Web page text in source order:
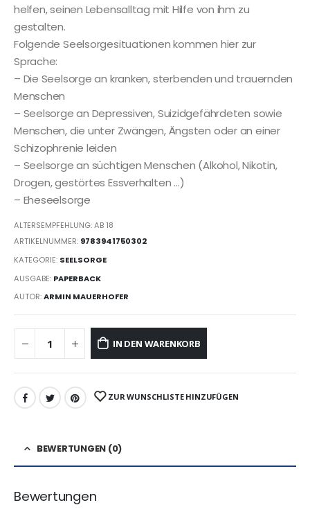
helfen, seinen Lebensalltag mit Hilfe von ihm zu
gestalten.
Folgende Seelsorgesituationen kommen hier zur
Sprache:
– Die Seelsorge an kranken, sterbenden und trauernden
Menschen
– Seelsorge an Depressiven, Suizidgefährdeten sowie
Menschen, die unter Zwängen, Ängsten oder an einer
Schizophrenie leiden
– Seelsorge an süchtigen Menschen (Alkohol, Nikotin,
Drogen, gestörtes Essverhalten …)
– Eheseelsorge
ALTERSEMPFEHLUNG: AB 18
ARTIKELNUMMER: 9783941750302
KATEGORIE: SEELSORGE
AUSGABE: PAPERBACK
AUTOR:ARMIN MAUERHOFER
IN DEN WARENKORB
ZUR WUNSCHLISTE HINZUFÜGEN
BEWERTUNGEN (0)
Bewertungen